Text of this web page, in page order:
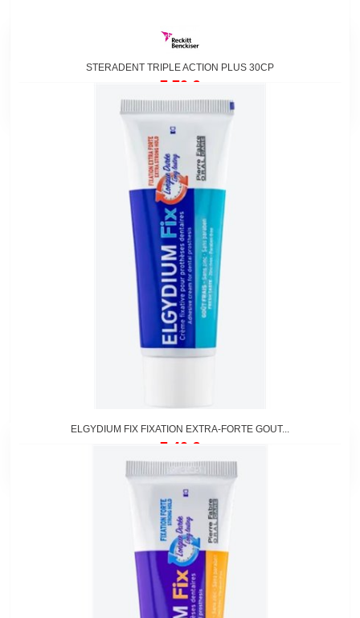
STERADENT TRIPLE ACTION PLUS 30CP
7,70 €
ELGYDIUM FIX FIXATION EXTRA-FORTE GOUT...
7,40 €